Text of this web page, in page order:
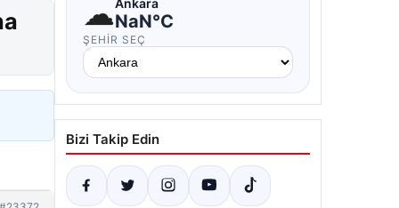
☁NaN°C
ŞEHIR SEÇ
Bizi Takip Edin